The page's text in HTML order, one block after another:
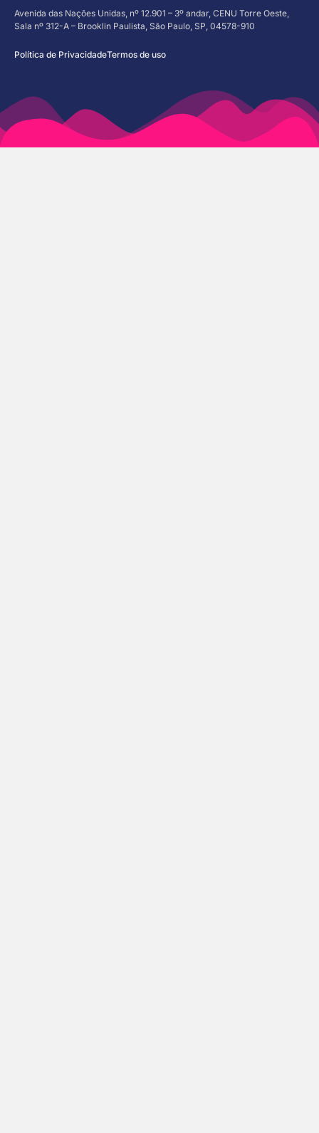
Avenida das Nações Unidas, nº 12.901 – 3º andar, CENU Torre Oeste,
Sala nº 312-A – Brooklin Paulista, São Paulo, SP, 04578-910
Política de PrivacidadeTermos de uso